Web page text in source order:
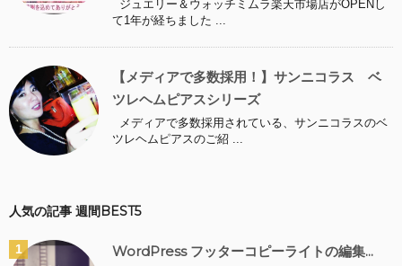
ジュエリー＆ウォッチミムラ楽天市場店がOPENし
て1年が経ちました ...
【メディアで多数採用！】サンニコラス ベ
ツレヘムピアスシリーズ
メディアで多数採用されている、サンニコラスのベ
ツレヘムピアスのご紹 ...
人気の記事 週間BEST5
WordPress フッターコピーライトの編集...